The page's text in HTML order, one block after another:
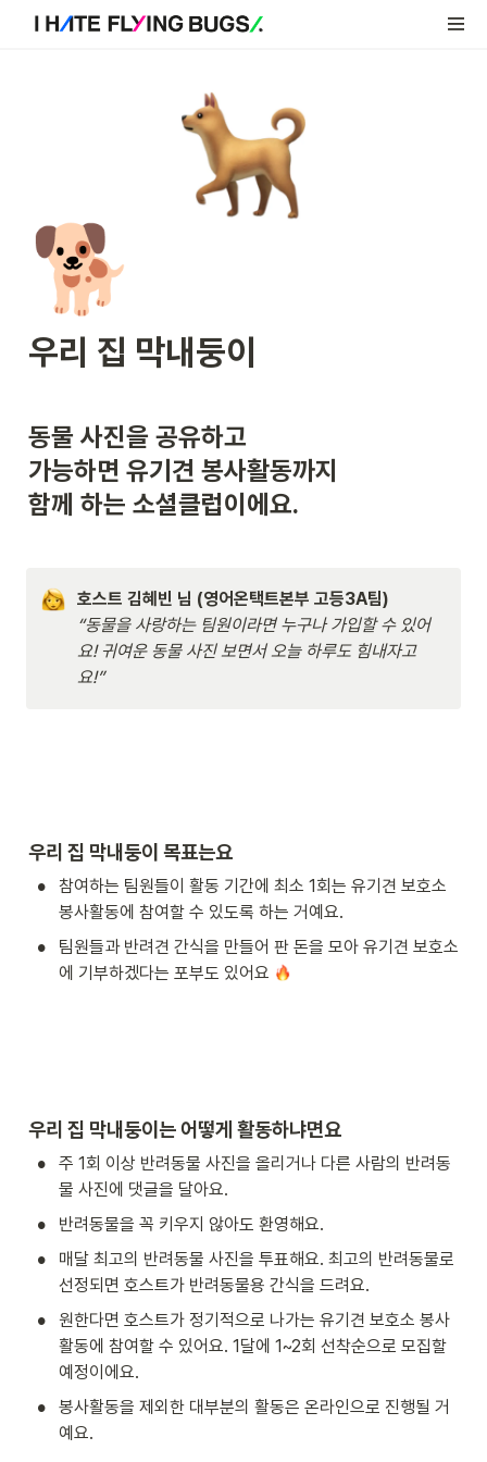
🐕
우리 집 막내둥이
동물 사진을 공유하고
가능하면 유기견 봉사활동까지
함께 하는 소셜클럽이에요.
호스트 김혜빈 님 (영어온택트본부 고등3A팀)
“동물을 사랑하는 팀원이라면 누구나 가입할 수 있어
요! 귀여운 동물 사진 보면서 오늘 하루도 힘내자고
요!”
우리 집 막내둥이 목표는요
•
참여하는 팀원들이 활동 기간에 최소 1회는 유기견 보호소
봉사활동에 참여할 수 있도록 하는 거예요.
•
팀원들과 반려견 간식을 만들어 판 돈을 모아 유기견 보호소
에 기부하겠다는 포부도 있어요
우리 집 막내둥이는 어떻게 활동하냐면요
•
주 1회 이상 반려동물 사진을 올리거나 다른 사람의 반려동
물 사진에 댓글을 달아요.
• 반려동물을 꼭 키우지 않아도 환영해요.
•
매달 최고의 반려동물 사진을 투표해요. 최고의 반려동물로
선정되면 호스트가 반려동물용 간식을 드려요.
•
원한다면 호스트가 정기적으로 나가는 유기견 보호소 봉사
활동에 참여할 수 있어요. 1달에 1~2회 선착순으로 모집할
예정이에요.
•
봉사활동을 제외한 대부분의 활동은 온라인으로 진행될 거
예요.